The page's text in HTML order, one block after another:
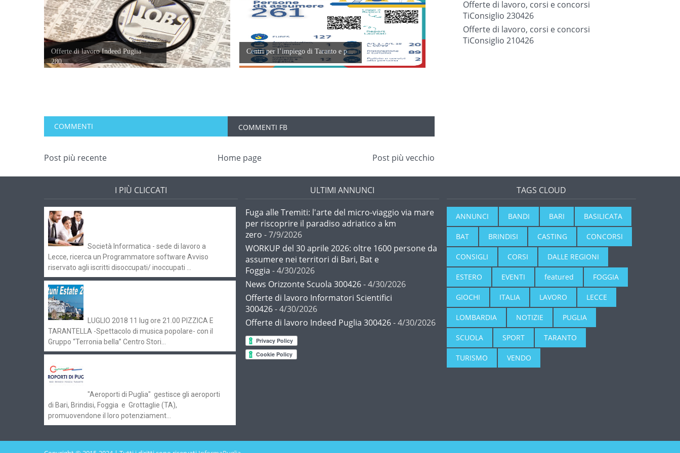
Offerte di lavoro Indeed Puglia
280...
Centri per l’impiego di Taranto e p...
COMMENTI COMMENTI FB
Post più recente Post più vecchio
Home page
Offerte di lavoro, corsi e concorsi
TiConsiglio 230426
Offerte di lavoro, corsi e concorsi
TiConsiglio 210426
I PIÙ CLICCATI
Società Informatica - sede di lavoro a
Lecce, ricerca un Programmatore software Avviso
riservato agli iscritti disoccupati/ inoccupati ...
LUGLIO 2018 11 lug ore 21.00 PIZZICA E
TARANTELLA -Spettacolo di musica popolare- con il
Gruppo “Terronia bella” Centro Stori...
"Aeroporti di Puglia" gestisce gli aeroporti
di Bari, Brindisi, Foggia e Grottaglie (TA),
promuovendone il loro potenziament...
ULTIMI ANNUNCI
Fuga alle Tremiti: l'arte del micro-viaggio via mare
per riscoprire il paradiso adriatico a km
zero - 7/9/2026
WORKUP del 30 aprile 2026: oltre 1600 persone da
assumere nei territori di Bari, Bat e
Foggia - 4/30/2026
News Orizzonte Scuola 300426- 4/30/2026
Offerte di lavoro Informatori Scientifici
300426- 4/30/2026
Offerte di lavoro Indeed Puglia 300426- 4/30/2026
TAGS CLOUD
ANNUNCI BANDI BARI BASILICATA
BAT BRINDISI CASTING CONCORSI
CONSIGLI CORSI DALLE REGIONI
ESTERO EVENTI featured FOGGIA
GIOCHI ITALIA LAVORO LECCE
LOMBARDIA NOTIZIE PUGLIA
SCUOLA SPORT TARANTO
TURISMO VENDO